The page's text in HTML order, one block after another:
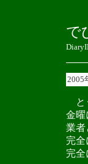
で
2005
と
金曜
業者
完
完全